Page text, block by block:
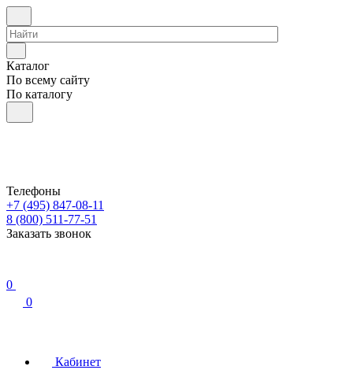
Каталог
По всему сайту
По каталогу
Телефоны
+7 (495) 847-08-11
8 (800) 511-77-51
Заказать звонок
0
0
Кабинет